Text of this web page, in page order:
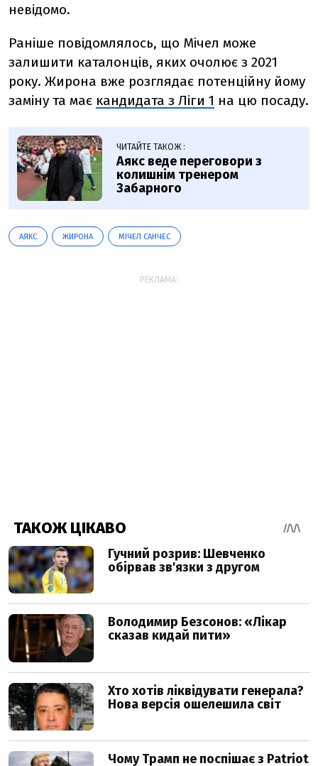
невідомо.
Раніше повідомлялось, що Мічел може
залишити каталонців, яких очолює з 2021
року. Жирона вже розглядає потенційну йому
заміну та має кандидата з Ліги 1 на цю посаду.
ЧИТАЙТЕ ТАКОЖ :
Аякс веде переговори з
колишнім тренером
Забарного
АЯКС ЖИРОНА МІЧЕЛ САНЧЕС
РЕКЛАМА: